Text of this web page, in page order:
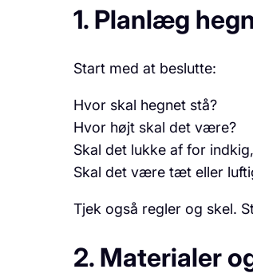
1. Planlæg
Start med at beslutte:
Hvor skal hegnet stå?
Hvor højt skal det være?
Skal det lukke af for
Skal det være tæt eller
Tjek også regler og skel.
2. Materialer